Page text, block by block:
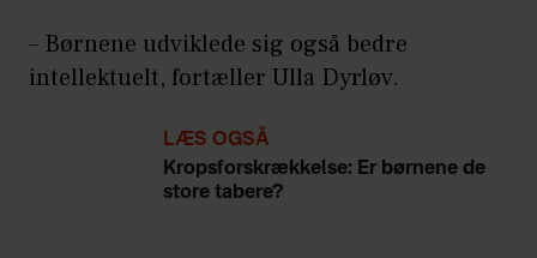
– Børnene udviklede sig også bedre
intellektuelt, fortæller Ulla Dyrløv.
LÆS OGSÅ
Kropsforskrækkelse: Er børnene de
store tabere?